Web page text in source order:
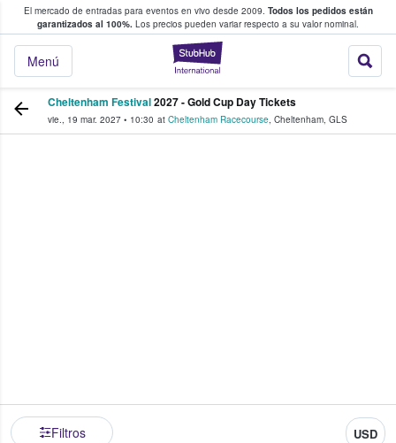
El mercado de entradas para eventos en vivo desde 2009. Todos los pedidos están
garantizados al 100%. Los precios pueden variar respecto a su valor nominal.
StubHub:
Menú
y venta de entradas entre fans
Cheltenham Festival2027 - Gold Cup Day Tickets
vie., 19 mar. 2027 • 10:30 at Cheltenham Racecourse, Cheltenham, GLS
Filtros USD